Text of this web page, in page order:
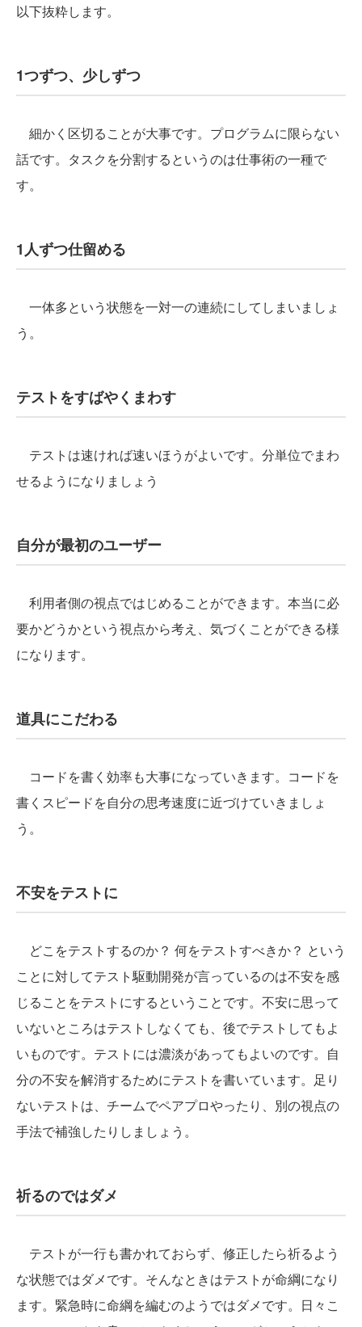
以下抜粋します。
1つずつ、少しずつ
細かく区切ることが大事です。プログラムに限らない
話です。タスクを分割するというのは仕事術の一種で
す。
1人ずつ仕留める
一体多という状態を一対一の連続にしてしまいましょ
う。
テストをすばやくまわす
テストは速ければ速いほうがよいです。分単位でまわ
せるようになりましょう
自分が最初のユーザー
利用者側の視点ではじめることができます。本当に必
要かどうかという視点から考え、気づくことができる様
になります。
道具にこだわる
コードを書く効率も大事になっていきます。コードを
書くスピードを自分の思考速度に近づけていきましょ
う。
不安をテストに
どこをテストするのか？ 何をテストすべきか？ という
ことに対してテスト駆動開発が言っているのは不安を感
じることをテストにするということです。不安に思って
いないところはテストしなくても、後でテストしてもよ
いものです。テストには濃淡があってもよいのです。自
分の不安を解消するためにテストを書いています。足り
ないテストは、チームでペアプロやったり、別の視点の
手法で補強したりしましょう。
祈るのではダメ
テストが一行も書かれておらず、修正したら祈るよう
な状態ではダメです。そんなときはテストが命綱になり
ます。緊急時に命綱を編むのようではダメです。日々こ